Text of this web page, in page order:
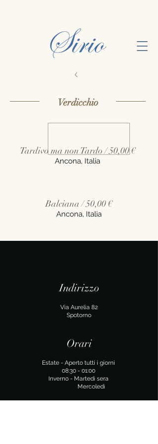
Verdicchio
Tardivo ma non Tardo / 50,00 €
Ancona, Italia
Balciana / 50,00 €
Ancona, Italia
Indirizzo
Via Aurelia 82
Spotorno
Orari
Estate - Aperto tutti i giorni
​​08:30 - 01:00
Inverno - Martedì sera
Mercoledì